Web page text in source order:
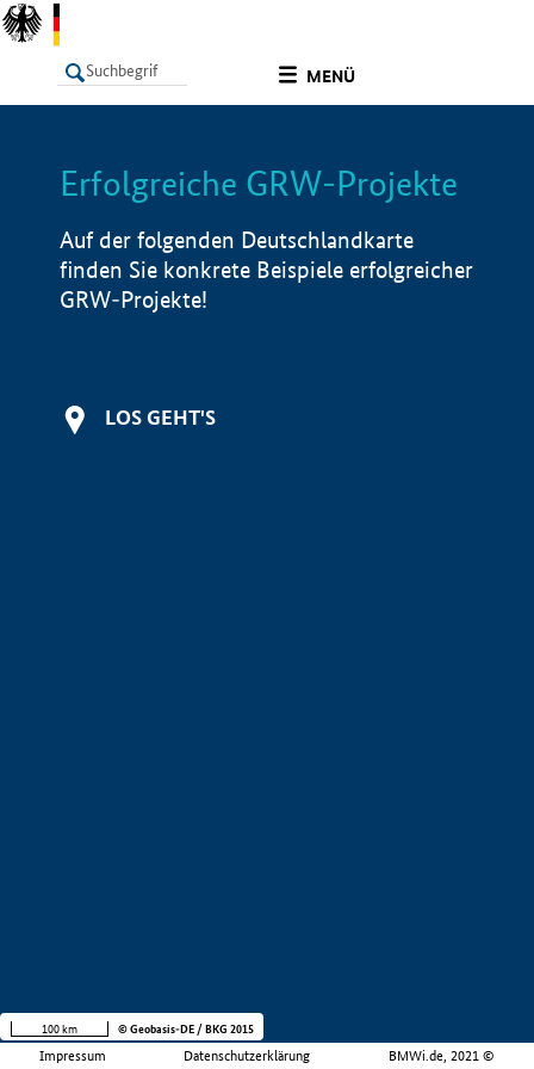
MENÜ
LISTE Info
Erfolgreiche GRW-Projekte
Auf der folgenden Deutschlandkarte
finden Sie konkrete Beispiele erfolgreicher
GRW-Projekte!
LOS GEHT'S
Impressum Datenschutzerklärung BMWi.de, 2021 ©
100 km © Geobasis-DE / BKG 2015